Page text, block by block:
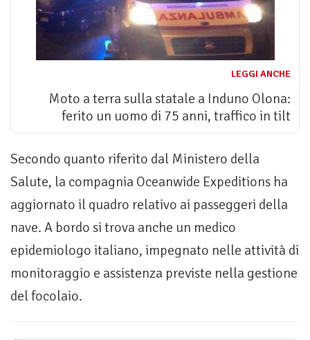
LEGGI ANCHE
Moto a terra sulla statale a Induno Olona:
ferito un uomo di 75 anni, traffico in tilt
Secondo quanto riferito dal Ministero della
Salute, la compagnia Oceanwide Expeditions ha
aggiornato il quadro relativo ai passeggeri della
nave. A bordo si trova anche un medico
epidemiologo italiano, impegnato nelle attività di
monitoraggio e assistenza previste nella gestione
del focolaio.